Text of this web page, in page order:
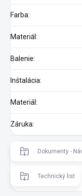
Farba:
Materiál:
Balenie:
Inštalácia:
Materiál:
Záruka:
Dokumenty -
Technický list